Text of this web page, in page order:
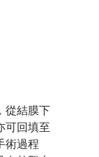
從結膜下
可回填至
術過程